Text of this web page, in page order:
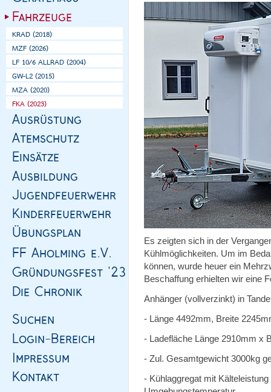
Es zeigten sich in der
Kühlmöglichkeiten. Um im
können, wurde heuer ein
Beschaffung erhielten wir eine
Anhänger (vollverzinkt) in
- Länge 4492mm, Breite
- Ladefläche Länge 2910mm x
- Zul. Gesamtgewicht 3000kg
- Kühlaggregat mit